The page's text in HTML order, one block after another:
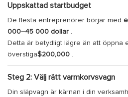
Uppskattad startbudget
De flesta entreprenörer börjar med
000–45 000 dollar .
Detta är betydligt lägre än att öppna
överstiga$200,000 .
Steg 2: Välj rätt varmkorvsvagn
Din släpvagn är kärnan i din